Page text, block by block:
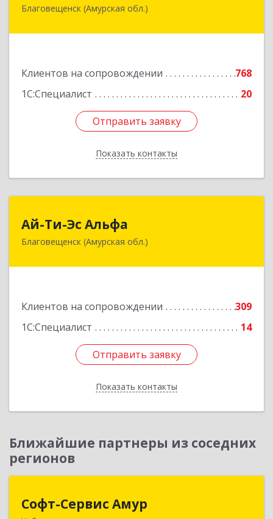
Благовещенск (Амурская обл.)
Клиентов на сопровождении
768
1С:Специалист
20
Отправить заявку
Показать контакты
675000, Амурская обл, Благовещенск г,
Отправить заявку
Назад
Ай-Ти-Эс Альфа
Благовещенск (Амурская обл.)
Клиентов на сопровождении
309
1С:Специалист
14
Отправить заявку
Показать контакты
675000, Амурская обл, Благовещенск г, Зейская
Отправить заявку
Назад
Ближайшие партнеры из соседних
регионов
Софт-Сервис Амур